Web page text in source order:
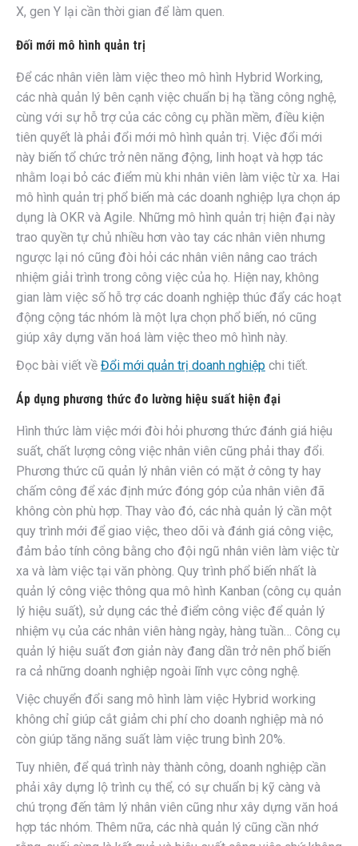
X, gen Y lại cần thời gian để làm quen.
Đối mới mô hình quản trị
Để các nhân viên làm việc theo mô hình Hybrid Working,
các nhà quản lý bên cạnh việc chuẩn bị hạ tầng công nghệ,
cùng với sự hỗ trợ của các công cụ phần mềm, điều kiện
tiên quyết là phải đổi mới mô hình quản trị. Việc đổi mới
này biến tổ chức trở nên năng động, linh hoạt và hợp tác
nhằm loại bỏ các điểm mù khi nhân viên làm việc từ xa. Hai
mô hình quản trị phổ biến mà các doanh nghiệp lựa chọn áp
dụng là OKR và Agile. Những mô hình quản trị hiện đại này
trao quyền tự chủ nhiều hơn vào tay các nhân viên nhưng
ngược lại nó cũng đòi hỏi các nhân viên nâng cao trách
nhiệm giải trình trong công việc của họ. Hiện nay, không
gian làm việc số hỗ trợ các doanh nghiệp thúc đẩy các hoạt
động cộng tác nhóm là một lựa chọn phổ biến, nó cũng
giúp xây dựng văn hoá làm việc theo mô hình này.
Đọc bài viết về Đổi mới quản trị doanh nghiệp chi tiết.
Áp dụng phương thức đo lường hiệu suất hiện đại
Hình thức làm việc mới đòi hỏi phương thức đánh giá hiệu
suất, chất lượng công việc nhân viên cũng phải thay đổi.
Phương thức cũ quản lý nhân viên có mặt ở công ty hay
chấm công để xác định mức đóng góp của nhân viên đã
không còn phù hợp. Thay vào đó, các nhà quản lý cần một
quy trình mới để giao việc, theo dõi và đánh giá công việc,
đảm bảo tính công bằng cho đội ngũ nhân viên làm việc từ
xa và làm việc tại văn phòng. Quy trình phổ biến nhất là
quản lý công việc thông qua mô hình Kanban (công cụ quản
lý hiệu suất), sử dụng các thẻ điểm công việc để quản lý
nhiệm vụ của các nhân viên hàng ngày, hàng tuần… Công cụ
quản lý hiệu suất đơn giản này đang dần trở nên phổ biến
ra cả những doanh nghiệp ngoài lĩnh vực công nghệ.
Việc chuyển đổi sang mô hình làm việc Hybrid working
không chỉ giúp cắt giảm chi phícho doanh nghiệp mà nó
còn giúp tăng năng suất làm việc trung bình 20%.
Tuy nhiên, để quá trình này thành công, doanh nghiệp cần
phải xây dựng lộ trình cụ thể, có sự chuẩn bị kỹ càng và
chú trọng đến tâm lý nhân viên cũng như xây dựng văn hoá
hợp tác nhóm. Thêm nữa, các nhà quản lý cũng cần nhớ